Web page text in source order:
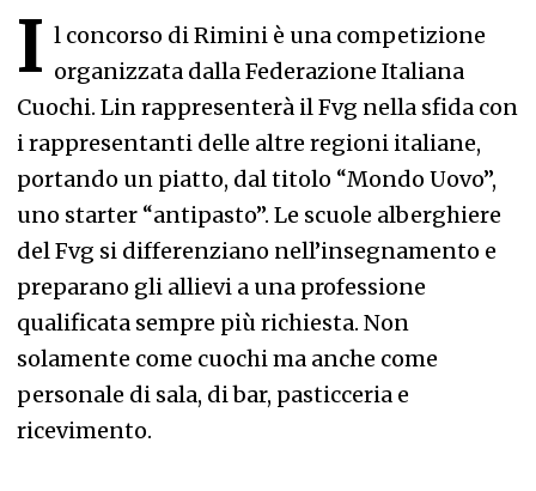
I l concorso di Rimini è una competizione
organizzata dalla Federazione Italiana
Cuochi. Lin rappresenterà il Fvg nella sfida con
i rappresentanti delle altre regioni italiane,
portando un piatto, dal titolo “Mondo Uovo”,
uno starter “antipasto”. Le scuole alberghiere
del Fvg si differenziano nell’insegnamento e
preparano gli allievi a una professione
qualificata sempre più richiesta. Non
solamente come cuochi ma anche come
personale di sala, di bar, pasticceria e
ricevimento.